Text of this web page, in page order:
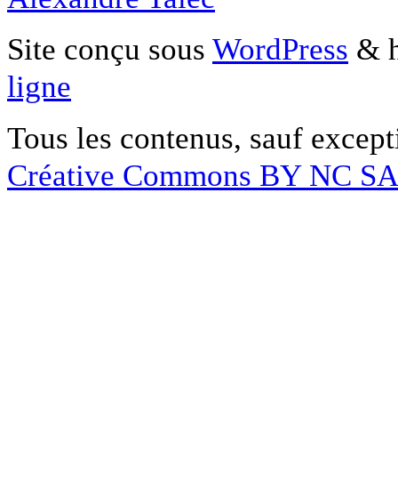
Site conçu sous WordPress &
ligne
Tous les contenus, sauf
Créative Commons BY NC SA